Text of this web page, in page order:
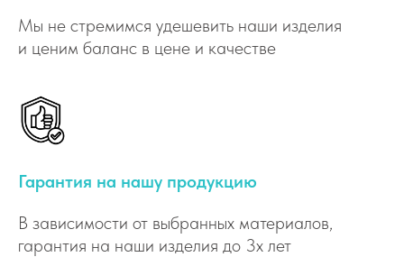
Мы не стремимся удешевить наши изделия
и ценим баланс в цене и качестве
Гарантия на нашу продукцию
В зависимости от выбранных материалов,
гарантия на наши изделия до 3х лет